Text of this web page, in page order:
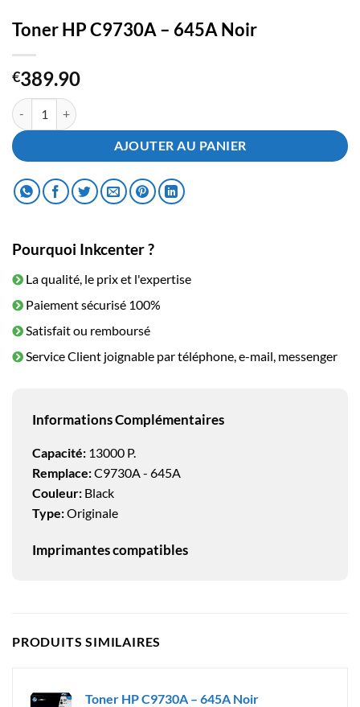
Toner HP C9730A – 645A Noir
€389.90
quantité de Toner HP C9730A - 645A Noir
AJOUTER AU PANIER
Pourquoi Inkcenter ?
La qualité, le prix et l'expertise
Paiement sécurisé 100%
Satisfait ou remboursé
Service Client joignable par téléphone, e-mail, messenger
Informations Complémentaires
Capacité: 13000 P.
Remplace:C9730A - 645A
Couleur: Black
Type:Originale
Imprimantes compatibles
PRODUITS SIMILAIRES
Toner HP C9730A – 645A Noir